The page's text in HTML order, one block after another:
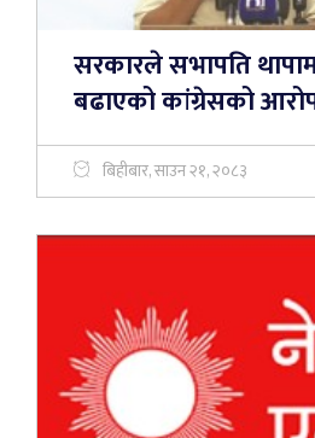
सरकारले सभापति
बढाएको कांग्रेसको
बिहीबार, साउन २१, २०८३